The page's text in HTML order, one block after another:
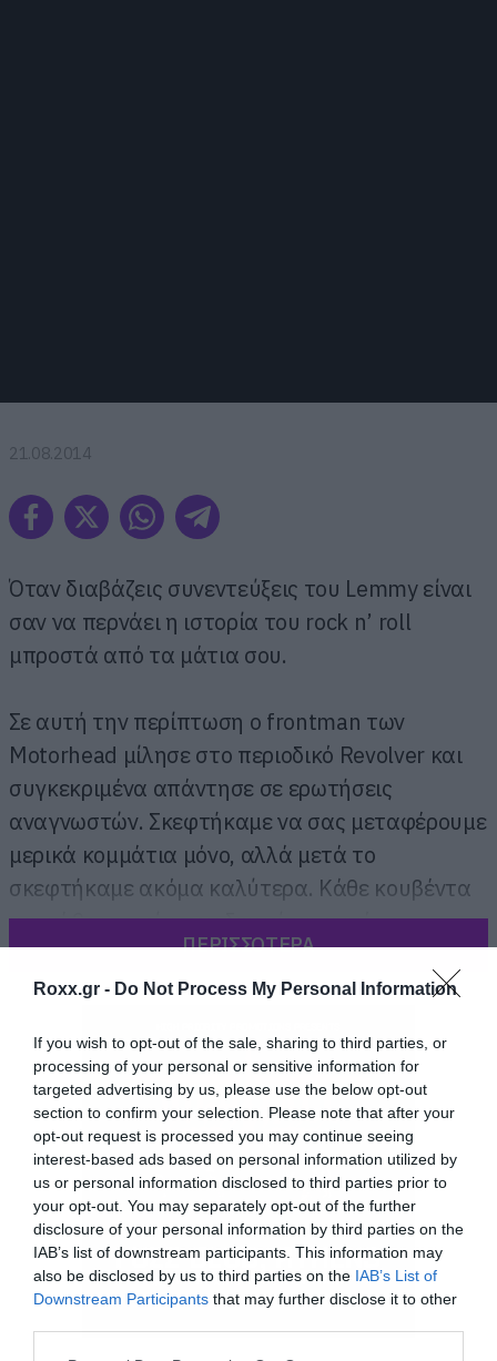
Roxx.gr - Do Not Process My Personal Information
If you wish to opt-out of the sale, sharing to third parties, or
processing of your personal or sensitive information for
targeted advertising by us, please use the below opt-out
section to confirm your selection. Please note that after your
opt-out request is processed you may continue seeing
interest-based ads based on personal information utilized by
us or personal information disclosed to third parties prior to
your opt-out. You may separately opt-out of the further
disclosure of your personal information by third parties on the
IAB’s list of downstream participants. This information may
also be disclosed by us to third parties on the IAB’s List of
Downstream Participants that may further disclose it to other
21.08.2014
Όταν διαβάζεις συνεντεύξεις του Lemmy είναι
σαν να περνάει η ιστορία του rock n’ roll
μπροστά από τα μάτια σου.
Σε αυτή την περίπτωση ο frontman των
Motorhead μίλησε στο περιοδικό Revolver και
συγκεκριμένα απάντησε σε ερωτήσεις
αναγνωστών. Σκεφτήκαμε να σας μεταφέρουμε
μερικά κομμάτια μόνο, αλλά μετά το
σκεφτήκαμε ακόμα καλύτερα. Κάθε κουβέντα
και κάθε ιστορία που διηγείται αυτός ο
άνθρωπος είναι σημαντική.
ΠΕΡΙΣΣΟΤΕΡΑ